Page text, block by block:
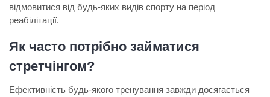
відмовитися від будь-яких видів спорту на період
реабілітації.
Як часто потрібно займатися
стретчінгом?
Ефективність будь-якого тренування завжди досягається